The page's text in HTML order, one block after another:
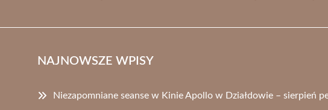
NAJNOWSZE WPISY
Niezapomniane seanse w Kinie Apollo w Działdowie – sierpień